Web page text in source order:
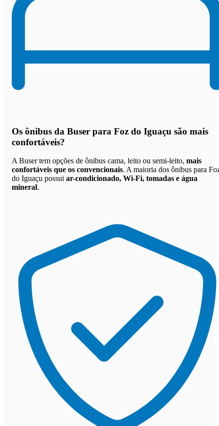
Os ônibus da Buser para Foz do Iguaçu são mais
confortáveis?
A Buser tem opções de ônibus cama, leito ou semi-leito, mais
confortáveis que os convencionais. A maioria dos ônibus para
do Iguaçu possui ar-condicionado, Wi-Fi, tomadas e água
mineral.